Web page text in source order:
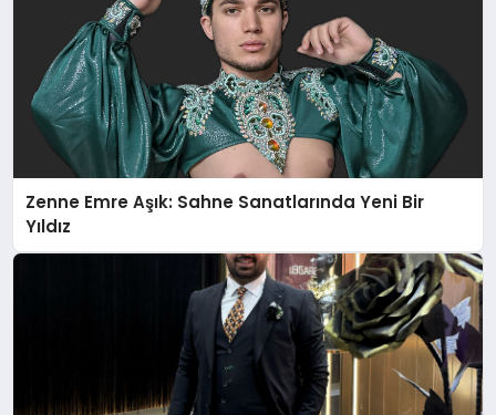
Zenne Emre Aşık: Sahne Sanatlarında Yeni Bir
Yıldız